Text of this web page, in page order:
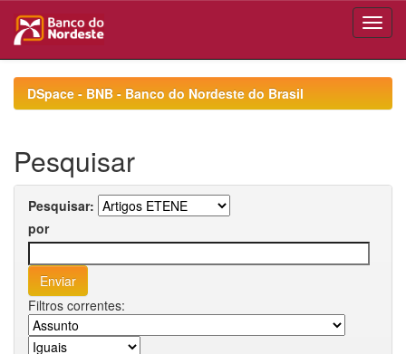
navigationDSpace - BNB - Banco do Nordeste do Brasil
Pesquisar
Pesquisar:
por
Filtros correntes: